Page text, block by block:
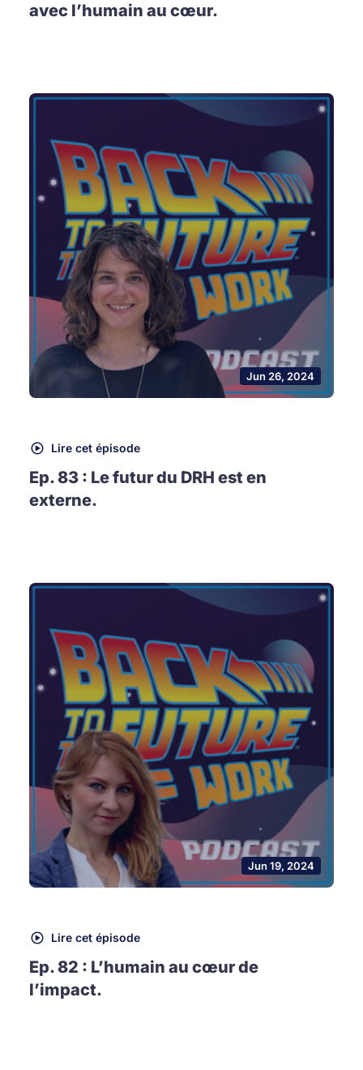
avec l’humain au cœur.
Jun 26, 2024
Lire cet épisode
Ep. 83 : Le futur du DRH est en
externe.
Jun 19, 2024
Lire cet épisode
Ep. 82 : L’humain au cœur de
l’impact.